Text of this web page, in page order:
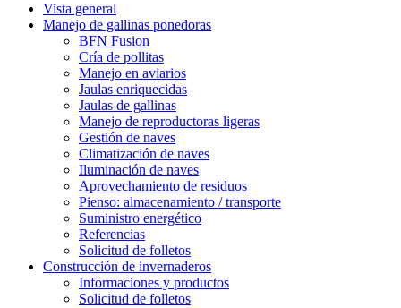
Vista general
Manejo de gallinas ponedoras
BFN Fusion
Cría de pollitas
Manejo en aviarios
Jaulas enriquecidas
Jaulas de gallinas
Manejo de reproductoras ligeras
Gestión de naves
Climatización de naves
Iluminación de naves
Aprovechamiento de residuos
Pienso: almacenamiento / transporte
Suministro energético
Referencias
Solicitud de folletos
Construcción de invernaderos
Informaciones y productos
Solicitud de folletos